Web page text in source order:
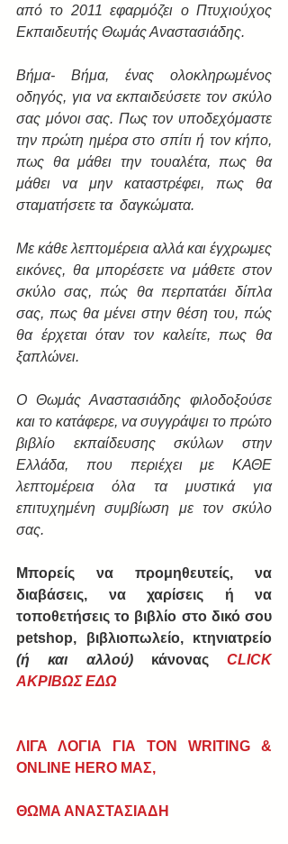
από το 2011 εφαρμόζει ο Πτυχιούχος
Εκπαιδευτής Θωμάς Αναστασιάδης.
Βήμα- Βήμα, ένας ολοκληρωμένος
οδηγός, για να εκπαιδεύσετε τον σκύλο
σας μόνοι σας. Πως τον υποδεχόμαστε
την πρώτη ημέρα στο σπίτι ή τον κήπο,
πως θα μάθει την τουαλέτα, πως θα
μάθει να μην καταστρέφει, πως θα
σταματήσετε τα  δαγκώματα.
Με κάθε λεπτομέρεια αλλά και έγχρωμες
εικόνες, θα μπορέσετε να μάθετε στον
σκύλο σας, πώς θα περπατάει δίπλα
σας, πως θα μένει στην θέση του, πώς
θα έρχεται όταν τον καλείτε, πως θα
ξαπλώνει.
Ο Θωμάς Αναστασιάδης φιλοδοξούσε
και το κατάφερε, να συγγράψει το πρώτο
βιβλίο εκπαίδευσης σκύλων στην
Ελλάδα, που περιέχει με ΚΑΘΕ
λεπτομέρεια όλα τα μυστικά για
επιτυχημένη συμβίωση με τον σκύλο
σας.
Μπορείς να προμηθευτείς, να
διαβάσεις, να χαρίσεις ή να
τοποθετήσεις το βιβλίο στο δικό σου
(ή και αλλού) κάνονας CLICK
AΚΡΙΒΩΣ ΕΔΩ
ΛΙΓΑ ΛΟΓΙΑ ΓΙΑ ΤΟΝ WRITING &
ONLINE HERO ΜΑΣ,
ΘΩΜΑ ΑΝΑΣΤΑΣΙΑΔΗ